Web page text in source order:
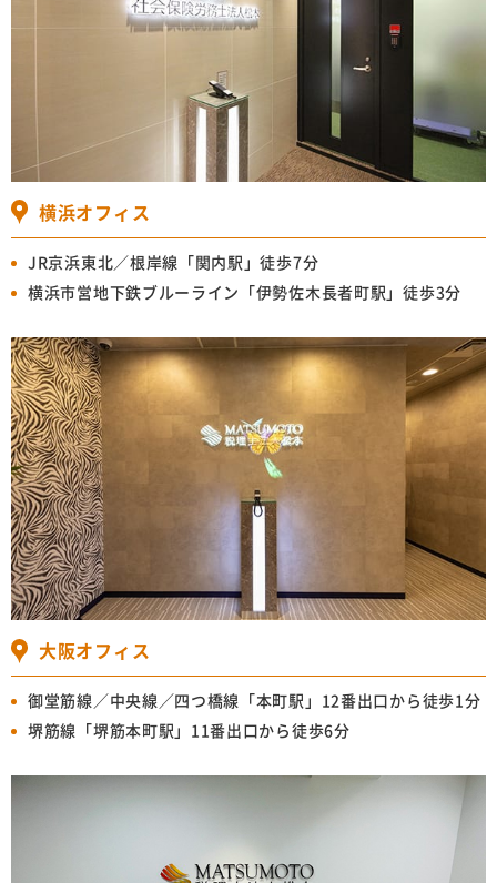
横浜オフィス
JR京浜東北／根岸線「関内駅」徒歩7分
横浜市営地下鉄ブルーライン「伊勢佐木長者町駅」徒歩3分
大阪オフィス
御堂筋線／中央線／四つ橋線「本町駅」12番出口から徒歩1分
堺筋線「堺筋本町駅」11番出口から徒歩6分